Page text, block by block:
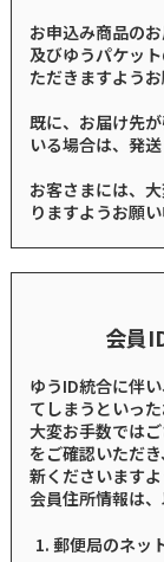
お申込み商品の
及びゆうパケッ
ただきますようお
既に、お届け先
いる場合は、発
お客さまには、
りますようお願い
会員
ゆうID統合に伴
てしまうといっ
大変お手数ではご
をご確認いただ
新くださいますよ
会員住所情報は、
郵便局のネッ